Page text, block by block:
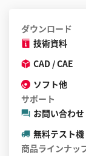
ダウンロード
技術資料
CAD / CAE
ソフト他
サポート
お問い合わせ
無料テスト機
商品ラインナッ